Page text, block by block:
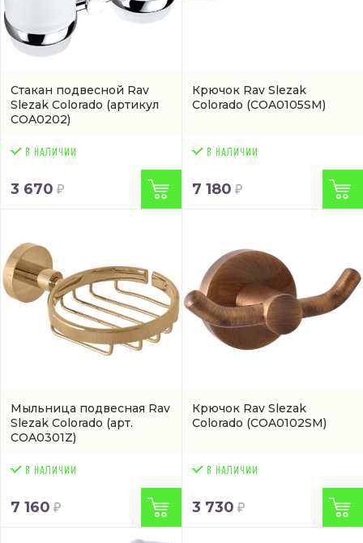
Стакан подвесной Rav
Slezak Colorado (артикул
COA0202)
3 670
Крючок Rav Slezak
Colorado (COA0105SM)
7 180
Мыльница подвесная Rav
Slezak Colorado (арт.
COA0301Z)
7 160
Крючок Rav Slezak
Colorado (COA0102SM)
3 730